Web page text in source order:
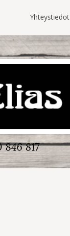
Yhteystiedot
817